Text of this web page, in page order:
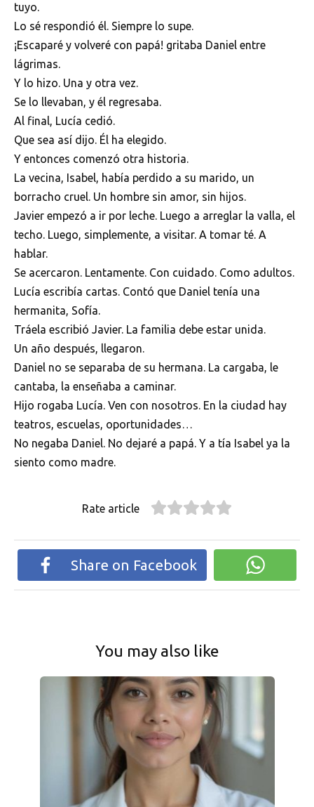
tuyo.
Lo sé respondió él. Siempre lo supe.
¡Escaparé y volveré con papá! gritaba Daniel entre
lágrimas.
Y lo hizo. Una y otra vez.
Se lo llevaban, y él regresaba.
Al final, Lucía cedió.
Que sea así dijo. Él ha elegido.
Y entonces comenzó otra historia.
La vecina, Isabel, había perdido a su marido, un
borracho cruel. Un hombre sin amor, sin hijos.
Javier empezó a ir por leche. Luego a arreglar la valla, el
techo. Luego, simplemente, a visitar. A tomar té. A
hablar.
Se acercaron. Lentamente. Con cuidado. Como adultos.
Lucía escribía cartas. Contó que Daniel tenía una
hermanita, Sofía.
Tráela escribió Javier. La familia debe estar unida.
Un año después, llegaron.
Daniel no se separaba de su hermana. La cargaba, le
cantaba, la enseñaba a caminar.
Hijo rogaba Lucía. Ven con nosotros. En la ciudad hay
teatros, escuelas, oportunidades…
No negaba Daniel. No dejaré a papá. Y a tía Isabel ya la
siento como madre.
Rate article
Share on Facebook
You may also like